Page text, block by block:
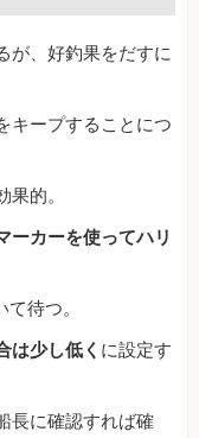
が、好釣果をだすに
キープすることにつ
的。
ーカーを使ってハリ
待つ。
は少し低く に設定す
長に確認すれば確